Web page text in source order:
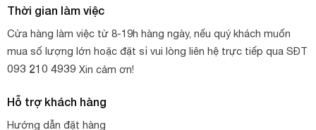
Thời gian làm việc
Cửa hàng làm việc từ 8-19h hàng ngày, nếu quý khách muốn
mua số lượng lớn hoặc đặt sỉ vui lòng liên hệ trực tiếp qua SĐT
093 210 4939 Xin cảm ơn!
Hỗ trợ khách hàng
Hướng dẫn đặt hàng